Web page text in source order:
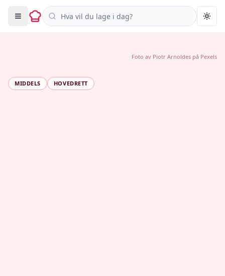
Søk i oppskrifter
MIDDELS HOVEDRETT
Foto av Piotr Arnoldes på Pexels